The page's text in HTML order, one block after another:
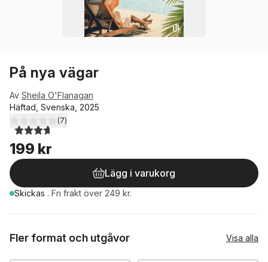
På nya vägar
Av Sheila O'Flanagan
Häftad, Svenska, 2025
3,7utav 5 stjärnor. Totalt antal röster:
(7)
199 kr
Lägg i varukorg
Skickas . Fri frakt över 249 kr.
Fler format och utgåvor Visa alla